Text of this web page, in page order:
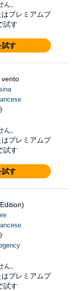
。
プレミアムプ
試す
試す
。
プレミアムプ
試す
試す
。
プレミアムプ
試す